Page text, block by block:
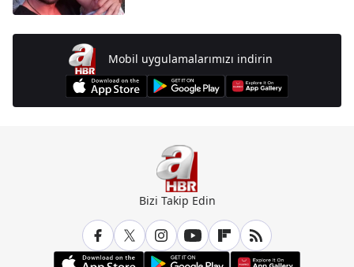
Mobil uygulamalarımızı indirin
Bizi Takip Edin